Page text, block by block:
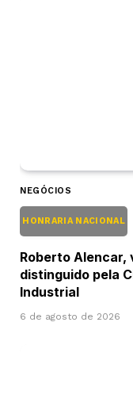
NEGÓCIOS
HONRARIA NACIONAL
Roberto Alencar,
distinguido pela
Industrial
6 de agosto de 2026